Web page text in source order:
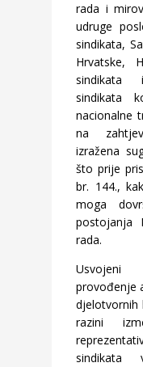
rada i
udruge
sindikata,
Hrvatske,
sindikata
sindikata
nacionalne
na
izražena
što prije
br. 144.,
moga
postojanja
rada.
Usvojeni
provođenje
djelotvornih
razini